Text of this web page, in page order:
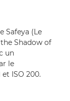
Safeya (Le
Shadow of
un
le
et ISO 200.